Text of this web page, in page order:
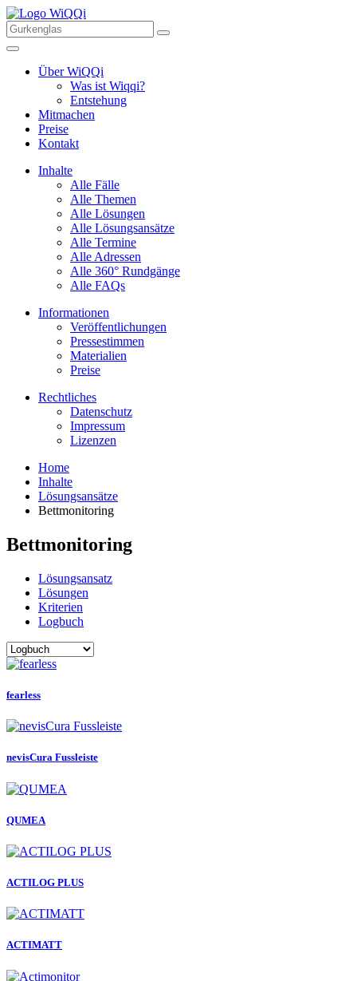
Über WiQQi
Was ist Wiqqi?
Entstehung
Mitmachen
Preise
Kontakt
Inhalte
Alle Fälle
Alle Themen
Alle Lösungen
Alle Lösungsansätze
Alle Termine
Alle Adressen
Alle 360° Rundgänge
Alle FAQs
Informationen
Veröffentlichungen
Pressestimmen
Materialien
Preise
Rechtliches
Datenschutz
Impressum
Lizenzen
Home
Inhalte
Lösungsansätze
Bettmonitoring
Bettmonitoring
Lösungsansatz
Lösungen
Kriterien
Logbuch
fearless
nevisCura Fussleiste
QUMEA
ACTILOG PLUS
ACTIMATT